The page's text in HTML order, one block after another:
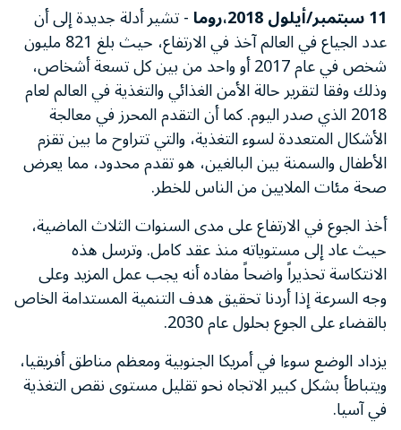
11 سبتمبر/أيلول 2018، روما- تشير أدلة جديدة إلى أن
عدد الجياع في العالم آخذ في الارتفاع، حيث بلغ 821 مليون
شخص في عام 2017 أو واحد من بين كل تسعة أشخاص،
وذلك وفقا لتقرير حالة الأمن الغذائي والتغذية في العالم لعام
2018 الذي صدر اليوم. كما أن التقدم المحرز في معالجة
الأشكال المتعددة لسوء التغذية، والتي تتراوح ما بين تقزم
الأطفال والسمنة بين البالغين، هو تقدم محدود، مما يعرض
صحة مئات الملايين من الناس للخطر.
أخذ الجوع في الارتفاع على مدى السنوات الثلاث الماضية،
حيث عاد إلى مستوياته منذ عقد كامل. وترسل هذه
الانتكاسة تحذيراً واضحاً مفاده أنه يجب عمل المزيد وعلى
وجه السرعة إذا أردنا تحقيق هدف التنمية المستدامة الخاص
بالقضاء على الجوع بحلول عام 2030.
يزداد الوضع سوءا في أمريكا الجنوبية ومعظم مناطق أفريقيا،
ويتباطأ بشكل كبير الاتجاه نحو تقليل مستوى نقص التغذية
في آسيا.